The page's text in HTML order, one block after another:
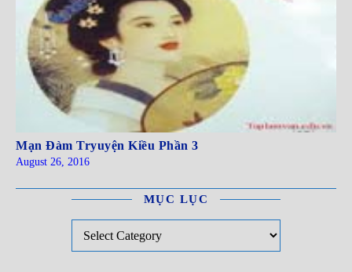
Mạn Đàm Tryuyện Kiều Phần 3
August 26, 2016
MỤC LỤC